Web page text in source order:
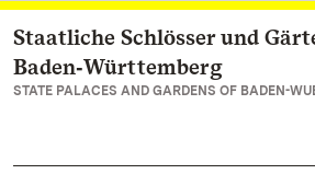
Navigate to main page
Staatliche Schlösser und
Baden‑Württemberg
STATE PALACES AND GARDENS OF BADEN-